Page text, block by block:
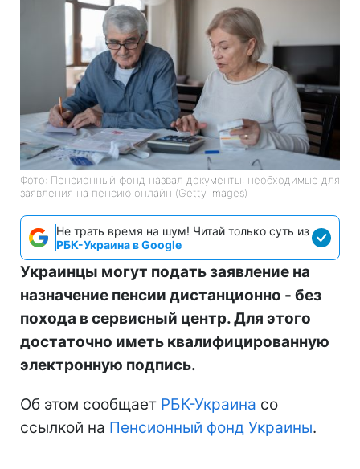
Фото: Пенсионный фонд назвал документы, необходимые для
заявления на пенсию онлайн (Getty Images)
Не трать время на шум! Читай только суть из
РБК-Украина в Google
Украинцы могут подать заявление на
назначение пенсии дистанционно - без
похода в сервисный центр. Для этого
достаточно иметь квалифицированную
электронную подпись.
Об этом сообщает РБК-Украина со
ссылкой на Пенсионный фонд Украины.